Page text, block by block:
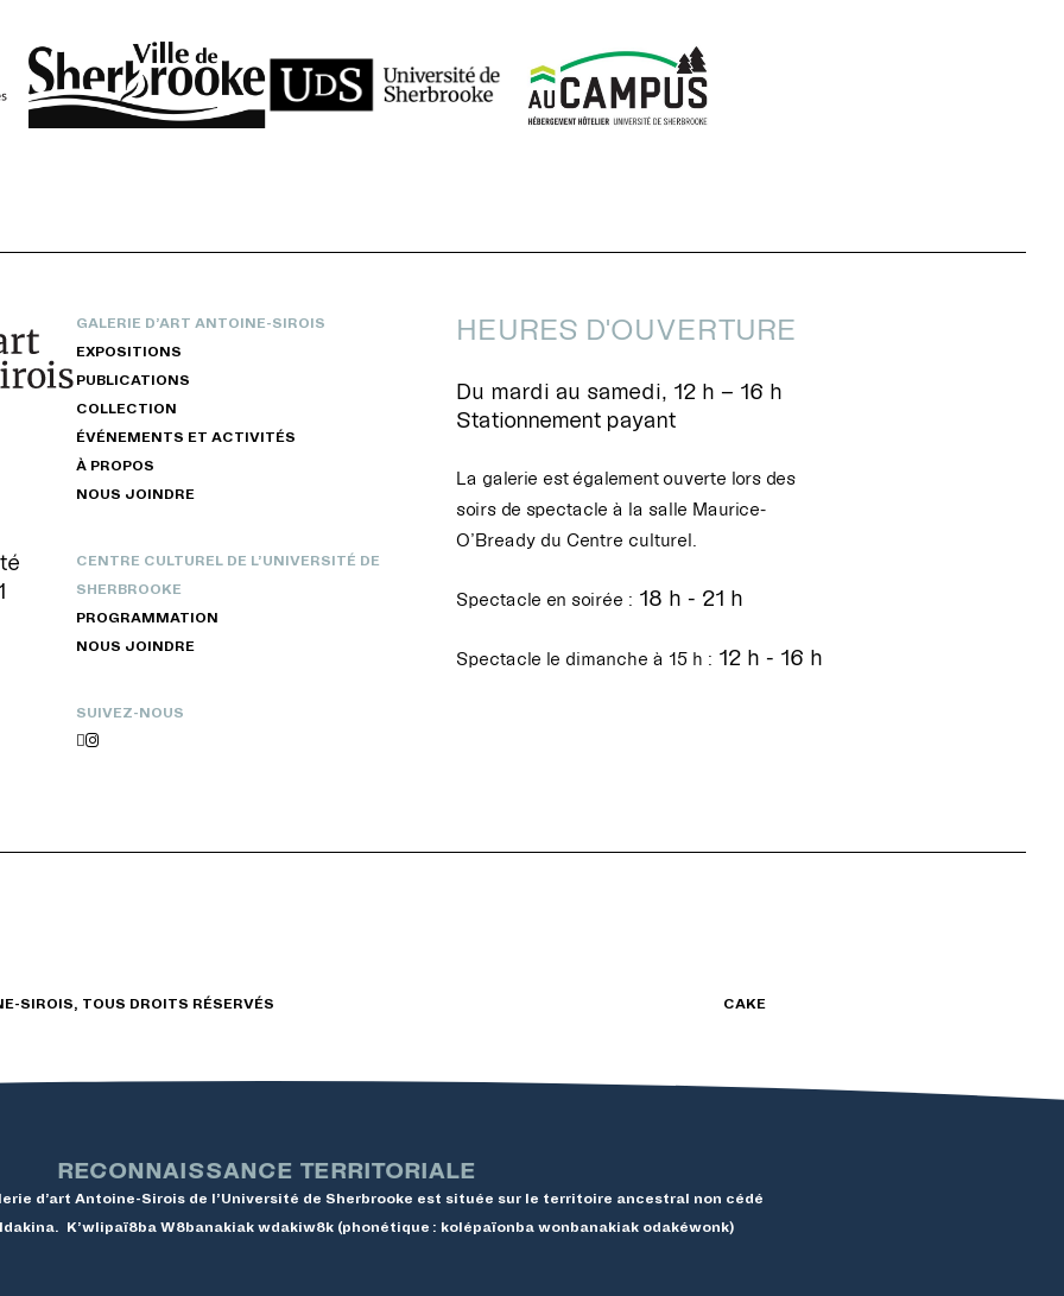
GALERIE D’ART ANTOINE-SIROIS
EXPOSITIONS
PUBLICATIONS
COLLECTION
ÉVÉNEMENTS ET ACTIVITÉS
À PROPOS
NOUS JOINDRE
CENTRE CULTUREL DE L’UNIVERSITÉ DE
SHERBROOKE
PROGRAMMATION
NOUS JOINDRE
SUIVEZ-NOUS

HEURES D'OUVERTURE
Du mardi au samedi, 12 h – 16 h
Stationnement payant
La galerie est également ouverte lors des
soirs de spectacle à la salle Maurice-
O’Bready du Centre culturel.
Spectacle en soirée : 18 h - 21 h
Spectacle le dimanche à 15 h : 12 h - 16 h
SIROIS, TOUS DROITS RÉSERVÉS CAKE
RECONNAISSANCE TERRITORIALE
d’art Antoine-Sirois de l’Université de Sherbrooke est située sur le territoire ancestral non cédé
K’wlipaï8ba W8banakiak wdakiw8k (phonétique : kolépaïonba wonbanakiak odakéwonk)